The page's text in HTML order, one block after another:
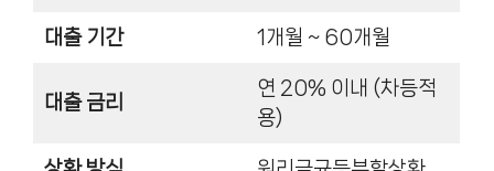
대출 기간 1개월 ~ 60개월
대출 금리
연 20% 이내 (차등적
용)